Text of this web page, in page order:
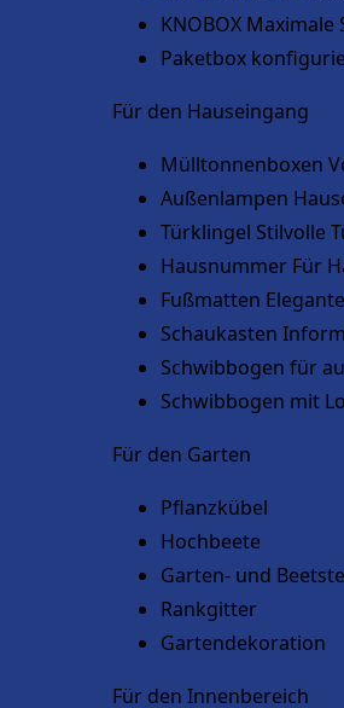
KNOBOX Maximale
Paketbox
Für den Hauseingang
Mülltonnenboxen
Außenlampen
Türklingel Stilvolle
Hausnummer Für
Fußmatten
Schaukasten
Schwibbogen für
Schwibbogen mit
Für den Garten
Pflanzkübel
Hochbeete
Garten- und
Rankgitter
Gartendekoration
Für den Innenbereich